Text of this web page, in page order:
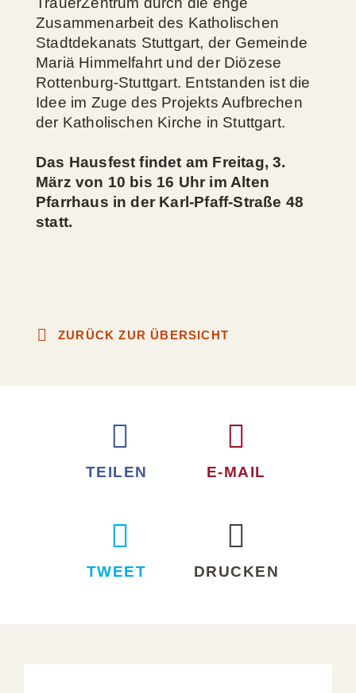
Zusammenarbeit des Katholischen
Stadtdekanats Stuttgart, der Gemeinde
Mariä Himmelfahrt und der Diözese
Rottenburg-Stuttgart. Entstanden ist die
Idee im Zuge des Projekts Aufbrechen
der Katholischen Kirche in Stuttgart.
Das Hausfest findet am Freitag, 3.
März von 10 bis 16 Uhr im Alten
Pfarrhaus in der Karl-Pfaff-Straße 48
statt.
ZURÜCK ZUR ÜBERSICHT
TEILEN
TWEET
E-MAIL
DRUCKEN